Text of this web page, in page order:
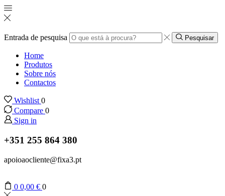
Entrada de pesquisa Pesquisar
Home
Produtos
Sobre nós
Contactos
Wishlist 0
Compare 0
Sign in
+351 255 864 380
apoioaocliente@fixa3.pt
0 0,00 € 0